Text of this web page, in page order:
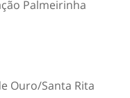
Palmeirinha
Ouro/Santa Rita